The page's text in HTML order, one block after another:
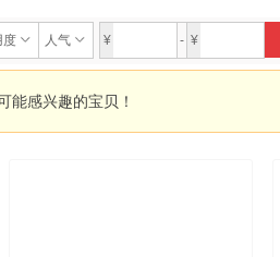
度 人气 ¥ - ¥
能感兴趣的宝贝！